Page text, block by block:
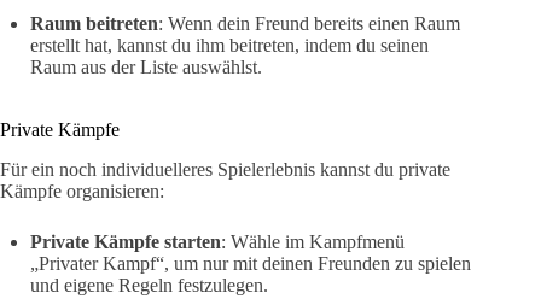
Raum beitreten: Wenn dein Freund bereits einen Raum
erstellt hat, kannst du ihm beitreten, indem du seinen
Raum aus der Liste auswählst.
Private Kämpfe
Für ein noch individuelleres Spielerlebnis kannst du private
Kämpfe organisieren:
Private Kämpfe starten: Wähle im Kampfmenü
„Privater Kampf“, um nur mit deinen Freunden zu spielen
und eigene Regeln festzulegen.